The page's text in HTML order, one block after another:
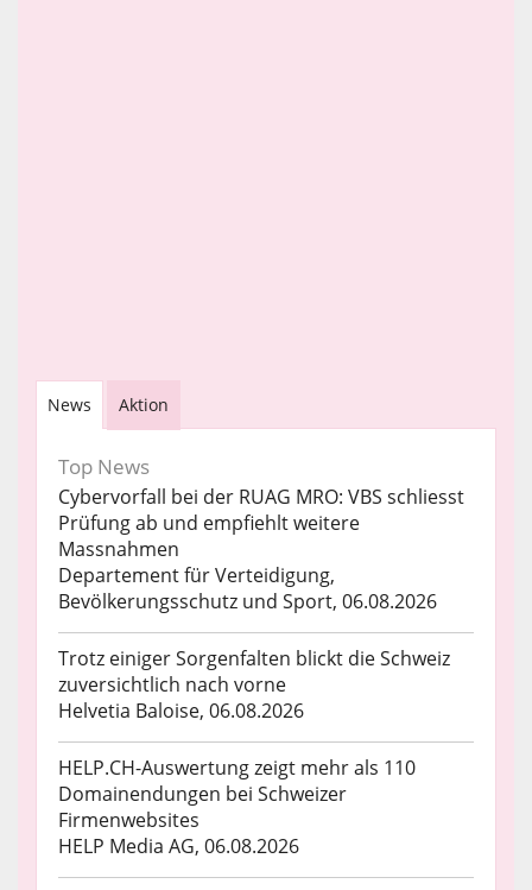
News Aktion
Top News
Cybervorfall bei der RUAG MRO: VBS schliesst
Prüfung ab und empfiehlt weitere
Massnahmen
Departement für Verteidigung,
Bevölkerungsschutz und Sport, 06.08.2026
Trotz einiger Sorgenfalten blickt die Schweiz
zuversichtlich nach vorne
Helvetia Baloise, 06.08.2026
HELP.CH-Auswertung zeigt mehr als 110
Domainendungen bei Schweizer
Firmenwebsites
HELP Media AG, 06.08.2026